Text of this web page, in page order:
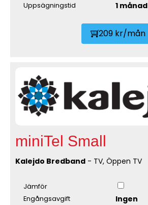
Uppsägningstid 1 månad
209 kr/mån
miniTel Small
Kalejdo Bredband - TV, Öppen TV
Jämför
Engångsavgift
Ingen